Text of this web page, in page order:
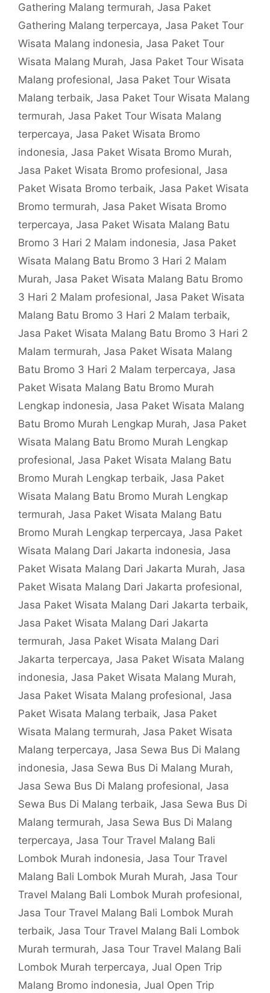
Gathering Malang termurah, Jasa Paket
Gathering Malang terpercaya, Jasa Paket Tour
Wisata Malang indonesia, Jasa Paket Tour
Wisata Malang Murah, Jasa Paket Tour Wisata
Malang profesional, Jasa Paket Tour Wisata
Malang terbaik, Jasa Paket Tour Wisata Malang
termurah, Jasa Paket Tour Wisata Malang
terpercaya, Jasa Paket Wisata Bromo
indonesia, Jasa Paket Wisata Bromo Murah,
Jasa Paket Wisata Bromo profesional, Jasa
Paket Wisata Bromo terbaik, Jasa Paket Wisata
Bromo termurah, Jasa Paket Wisata Bromo
terpercaya, Jasa Paket Wisata Malang Batu
Bromo 3 Hari 2 Malam indonesia, Jasa Paket
Wisata Malang Batu Bromo 3 Hari 2 Malam
Murah, Jasa Paket Wisata Malang Batu Bromo
3 Hari 2 Malam profesional, Jasa Paket Wisata
Malang Batu Bromo 3 Hari 2 Malam terbaik,
Jasa Paket Wisata Malang Batu Bromo 3 Hari 2
Malam termurah, Jasa Paket Wisata Malang
Batu Bromo 3 Hari 2 Malam terpercaya, Jasa
Paket Wisata Malang Batu Bromo Murah
Lengkap indonesia, Jasa Paket Wisata Malang
Batu Bromo Murah Lengkap Murah, Jasa Paket
Wisata Malang Batu Bromo Murah Lengkap
profesional, Jasa Paket Wisata Malang Batu
Bromo Murah Lengkap terbaik, Jasa Paket
Wisata Malang Batu Bromo Murah Lengkap
termurah, Jasa Paket Wisata Malang Batu
Bromo Murah Lengkap terpercaya, Jasa Paket
Wisata Malang Dari Jakarta indonesia, Jasa
Paket Wisata Malang Dari Jakarta Murah, Jasa
Paket Wisata Malang Dari Jakarta profesional,
Jasa Paket Wisata Malang Dari Jakarta terbaik,
Jasa Paket Wisata Malang Dari Jakarta
termurah, Jasa Paket Wisata Malang Dari
Jakarta terpercaya, Jasa Paket Wisata Malang
indonesia, Jasa Paket Wisata Malang Murah,
Jasa Paket Wisata Malang profesional, Jasa
Paket Wisata Malang terbaik, Jasa Paket
Wisata Malang termurah, Jasa Paket Wisata
Malang terpercaya, Jasa Sewa Bus Di Malang
indonesia, Jasa Sewa Bus Di Malang Murah,
Jasa Sewa Bus Di Malang profesional, Jasa
Sewa Bus Di Malang terbaik, Jasa Sewa Bus Di
Malang termurah, Jasa Sewa Bus Di Malang
terpercaya, Jasa Tour Travel Malang Bali
Lombok Murah indonesia, Jasa Tour Travel
Malang Bali Lombok Murah Murah, Jasa Tour
Travel Malang Bali Lombok Murah profesional,
Jasa Tour Travel Malang Bali Lombok Murah
terbaik, Jasa Tour Travel Malang Bali Lombok
Murah termurah, Jasa Tour Travel Malang Bali
Lombok Murah terpercaya, Jual Open Trip
Malang Bromo indonesia, Jual Open Trip